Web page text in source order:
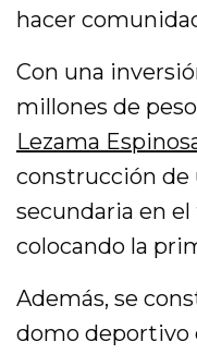
hacer
Con una
millones de
Lezama
construcción de
secundaria en
colocando la
Además, se
domo deportivo